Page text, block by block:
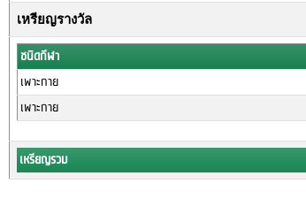
เหรียญรางวัล
ชนิดกีฬา
เพาะกาย
เพาะกาย
เหรียญรวม